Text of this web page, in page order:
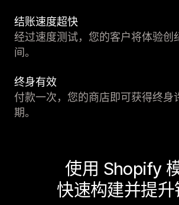
结账速度超快
经过速度测试，您的客户将体验创
间。
终身有效
付款一次，您的商店即可获得终身
期。
使用 Shopify
快速构建并提升